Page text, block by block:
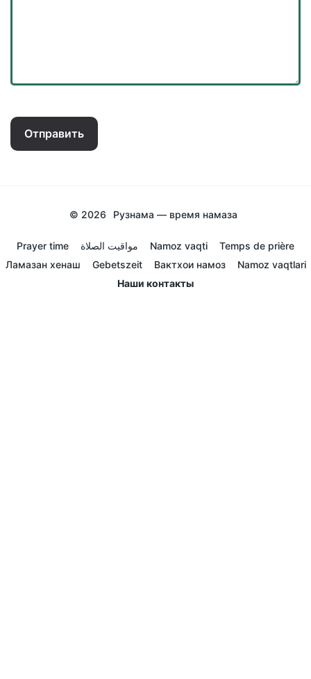
Отправить
© 2026 Рузнама — время намаза
Prayer time مواقيت الصلاة Namoz vaqti
Temps de prière
Ламазан хенаш
Gebetszeit Вактхои намоз
Namoz vaqtlari
Наши контакты